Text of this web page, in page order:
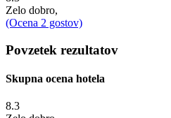
Zelo dobro,
(Ocena 2 gostov)
Povzetek rezultatov
Skupna ocena hotela
8.3